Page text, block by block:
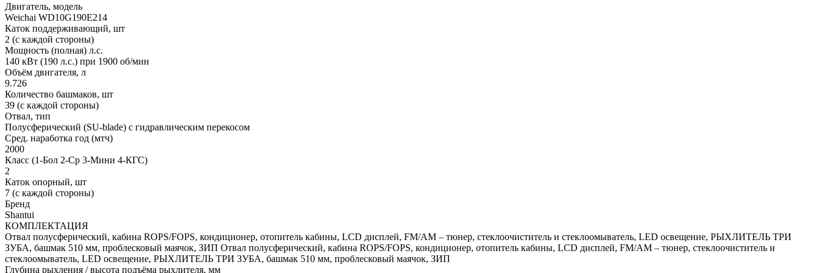
Двигатель, модель
Weichai WD10G190E214
Каток поддерживающий, шт
2 (с каждой стороны)
Мощность (полная) л.с.
140 кВт (190 л.с.) при 1900 об/мин
Объём двигателя, л
9.726
Количество башмаков, шт
39 (с каждой стороны)
Отвал, тип
Полусферический (SU-blade) с гидравлическим перекосом
Сред. наработка год (мтч)
2000
Класс (1-Бол 2-Ср 3-Мини 4-КГС)
2
Каток опорный, шт
7 (с каждой стороны)
Бренд
Shantui
КОМПЛЕКТАЦИЯ
Отвал полусферический, кабина ROPS/FOPS, кондиционер, отопитель кабины, LCD дисплей, FM/AM – тюнер, стеклоочиститель и стеклоомыватель, LED освещение, РЫХЛИТЕЛЬ ТРИ
ЗУБА, башмак 510 мм, проблесковый маячок, ЗИП Отвал полусферический, кабина ROPS/FOPS, кондиционер, отопитель кабины, LCD дисплей, FM/AM – тюнер, стеклоочиститель и
стеклоомыватель, LED освещение, РЫХЛИТЕЛЬ ТРИ ЗУБА, башмак 510 мм, проблесковый маячок, ЗИП
Глубина рыхления / высота подъёма рыхлителя, мм